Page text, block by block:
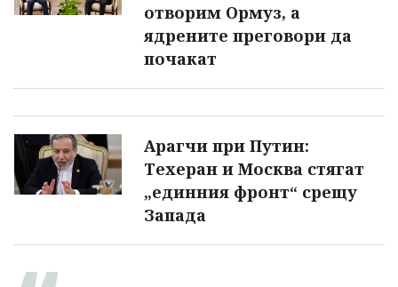
отворим Ормуз, а
ядрените преговори да
почакат
Арагчи при Путин:
Техеран и Москва стягат
„единния фронт“ срещу
Запада